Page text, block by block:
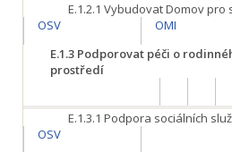
E.1.2.1 Vybudovat Domov pro
OSV
OMI
E.1.3 Podporovat péči o
prostředí
E.1.3.1 Podpora sociálních
OSV